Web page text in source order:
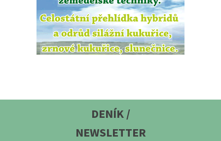
DENÍK /
NEWSLETTER